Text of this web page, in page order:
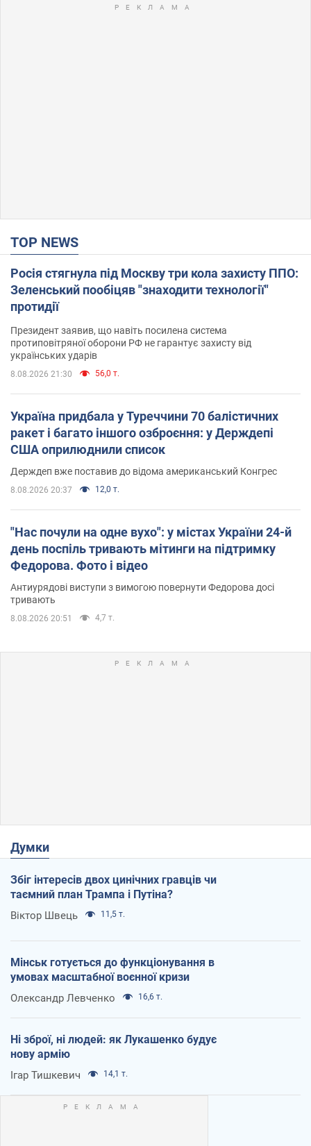
TOP NEWS
Росія стягнула під Москву три кола захисту ППО:
Зеленський пообіцяв "знаходити технології"
протидії
Президент заявив, що навіть посилена система
протиповітряної оборони РФ не гарантує захисту від
українських ударів
8.08.2026 21:30 56,0 т.
Україна придбала у Туреччини 70 балістичних
ракет і багато іншого озброєння: у Держдепі
США оприлюднили список
Держдеп вже поставив до відома американський Конгрес
8.08.2026 20:37 12,0 т.
"Нас почули на одне вухо": у містах України 24-й
день поспіль тривають мітинги на підтримку
Федорова. Фото і відео
Антиурядові виступи з вимогою повернути Федорова досі
тривають
8.08.2026 20:51 4,7 т.
Думки
Збіг інтересів двох цинічних гравців чи
таємний план Трампа і Путіна?
Віктор Швець 11,5 т.
Мінськ готується до функціонування в
умовах масштабної воєнної кризи
Олександр Левченко 16,6 т.
Ні зброї, ні людей: як Лукашенко будує
нову армію
Ігар Тишкевич 14,1 т.